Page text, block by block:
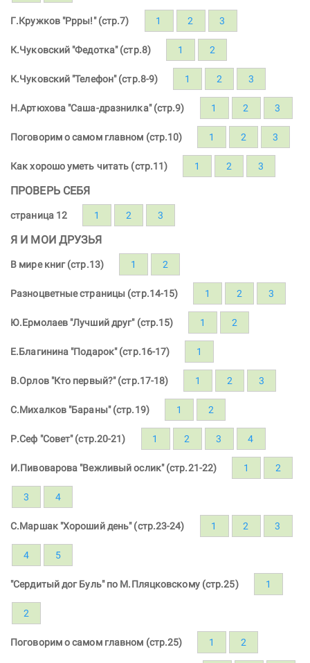
Г.Кружков "Ррры!" (стр.7) 1 2 3
К.Чуковский "Федотка" (стр.8) 1 2
К.Чуковский "Телефон" (стр.8-9) 1 2 3
Н.Артюхова "Саша-дразнилка" (стр.9) 1 2 3
Поговорим о самом главном (стр.10) 1 2 3
Как хорошо уметь читать (стр.11) 1 2 3
ПРОВЕРЬ СЕБЯ
страница 12 1 2 3
Я И МОИ ДРУЗЬЯ
В мире книг (стр.13) 1 2
Разноцветные страницы (стр.14-15) 1 2 3
Ю.Ермолаев "Лучший друг" (стр.15) 1 2
Е.Благинина "Подарок" (стр.16-17) 1
В.Орлов "Кто первый?" (стр.17-18) 1 2 3
С.Михалков "Бараны" (стр.19) 1 2
Р.Сеф "Совет" (стр.20-21) 1 2 3 4
И.Пивоварова "Вежливый ослик" (стр.21-22) 1 2
3 4
С.Маршак "Хороший день" (стр.23-24) 1 2 3
4 5
"Сердитый дог Буль" по М.Пляцковскому (стр.25) 1
2
Поговорим о самом главном (стр.25) 1 2